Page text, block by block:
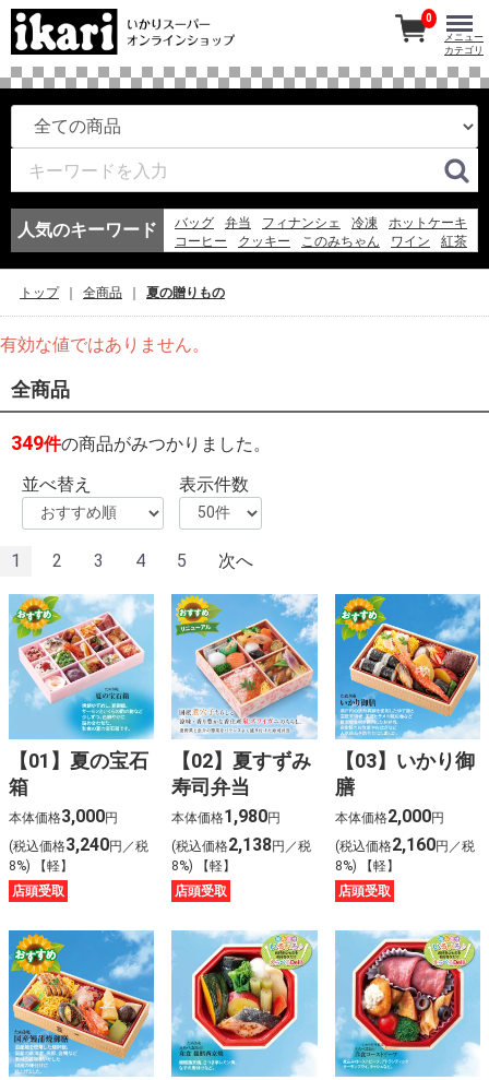
人気のキーワード バッグ 弁当 フィナンシェ 冷凍
ホットケーキ
コーヒー
クッキー このみちゃん ワイン
紅茶
日本酒
0
メニュー
カテゴリ
トップ 全商品 夏の贈りもの
有効な値ではありません。
全商品
349件の商品がみつかりました。
並べ替え
表示件数
1 2 3 4 5 次へ
【01】夏の宝石
箱
本体価格3,000円
(税込価格3,240円／税
8%) 【軽】
店頭受取
【02】夏すずみ
寿司弁当
本体価格1,980円
(税込価格2,138円／税
8%) 【軽】
店頭受取
【03】いかり御
膳
本体価格2,000円
(税込価格2,160円／税
8%) 【軽】
店頭受取